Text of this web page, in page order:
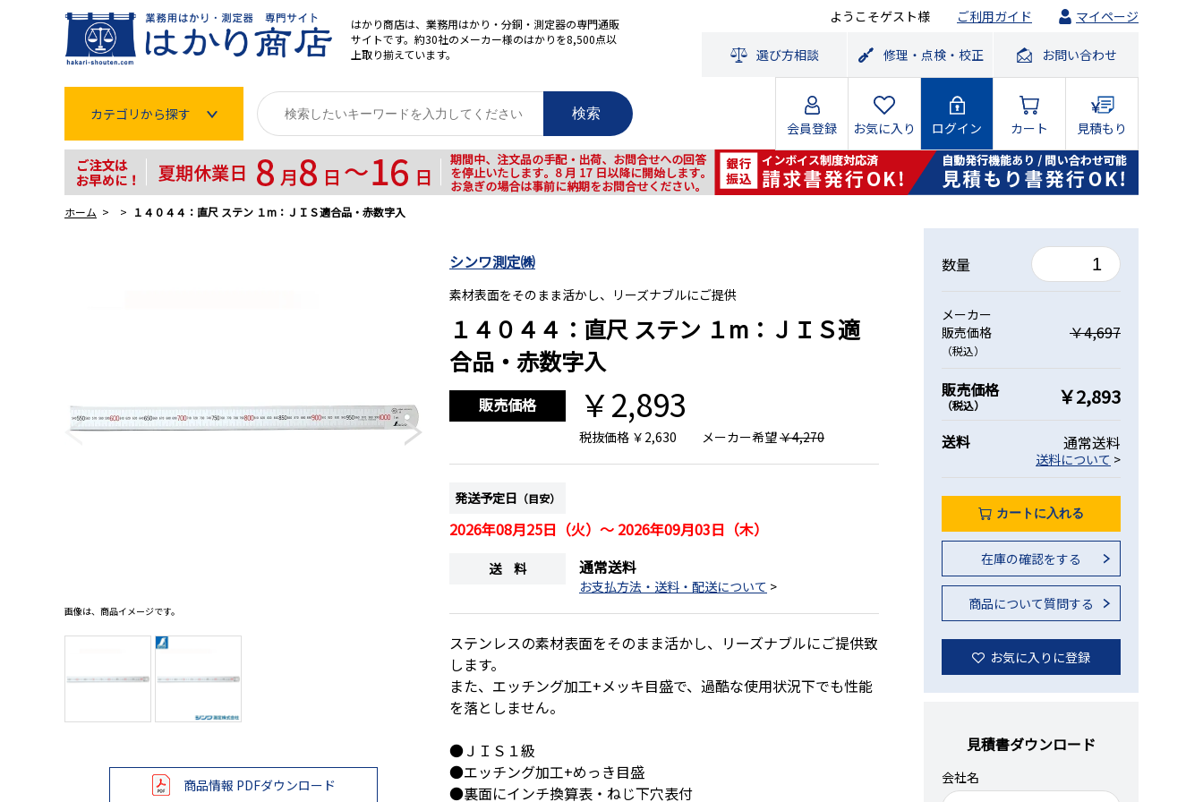
はかり商店は、業務用はかり・分銅・測定器の専門通販
サイトです。約30社のメーカー様のはかりを8,500点以
上取り揃えています。
ようこそゲスト様 ご利用ガイド マイページ
選び方相談 修理・点検・校正 お問い合わせ
カテゴリから探す
はかり
分銅
レベル・勾配測定
検索
会員登録 お気に入り ログイン カート 見積もり
ホーム １４０４４：直尺 ステン １m：ＪＩＳ適合品・赤数字入
画像は、商品イメージです。 画像は、商品イメージです。
商品情報 PDFダウンロード
シンワ測定㈱
素材表面をそのまま活かし、リーズナブルにご提供
１４０４４：直尺 ステン １m：ＪＩＳ適
合品・赤数字入
販売価格 ￥2,893
税抜価格 ￥2,630 メーカー希望￥4,270
発送予定日 （目安）
2026年08月25日（火）～ 2026年09月03日（木）
送 料 通常送料
お支払方法・送料・配送について >
ステンレスの素材表面をそのまま活かし、リーズナブルにご提供致
します。
また、エッチング加工+メッキ目盛で、過酷な使用状況下でも性能
を落としません。
●ＪＩＳ１級
●エッチング加工+めっき目盛
●裏面にインチ換算表・ねじ下穴表付
数量
メーカー
販売価格
（税込）
￥4,697
販売価格
（税込） ￥2,893
送料 通常送料
送料について >
カートに入れる
在庫の確認をする
商品について質問する
お気に入りに登録
見積書ダウンロード
会社名